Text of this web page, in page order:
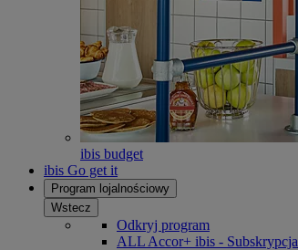
ibis budget
ibis Go get it
Program lojalnościowy
Wstecz
Odkryj program
ALL Accor+ ibis - Subskrypcja